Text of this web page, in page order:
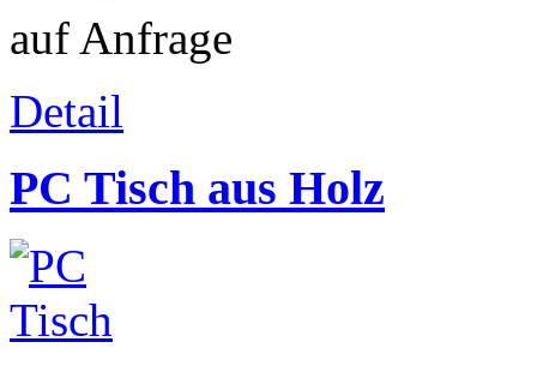
auf Anfrage
Detail
PC Tisch aus Holz